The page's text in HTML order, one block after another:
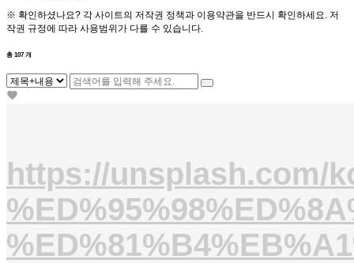
※ 확인하셨나요? 각 사이트의 저작권 정책과 이용약관을 반드시 확인하세요. 저
작권 규정에 따라 사용범위가 다를 수 있습니다.
총 107 개
https://unsplash.com/